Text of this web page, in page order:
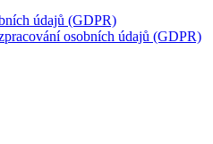
údajů (GDPR)
osobních údajů (GDPR)